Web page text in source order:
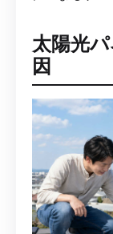
太陽光
因